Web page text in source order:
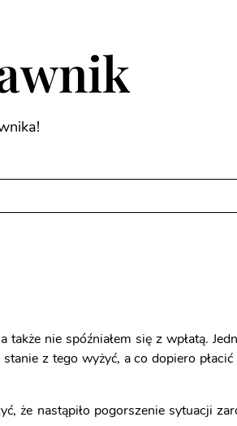
także nie spóźniałem się z wpłatą.
z tego wyżyć, a co dopiero
że nastąpiło pogorszenie sytuacji